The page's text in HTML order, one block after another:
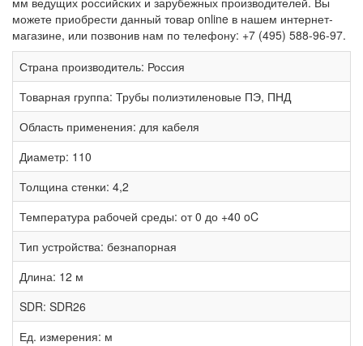
можете приобрести данный товар online в нашем интернет-
магазине, или позвонив нам по телефону: +7 (495) 588-96-97.
Страна производитель: Россия
Товарная группа: Трубы полиэтиленовые ПЭ, ПНД
Область применения: для кабеля
Диаметр: 110
Толщина стенки: 4,2
Температура рабочей среды: от 0 до +40 oC
Тип устройства: безнапорная
Длина: 12 м
SDR: SDR26
Ед. измерения: м